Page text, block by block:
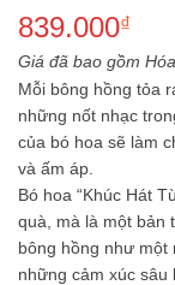
xếp
hạng
5
sao
839.000₫
Giá đã bao gồm
Mỗi bông hồng tỏa
những nốt nhạc
của bó hoa sẽ làm
và ấm áp.
Bó hoa “Khúc Hát
quà, mà là một bản
bông hồng như một
những cảm xúc sâu